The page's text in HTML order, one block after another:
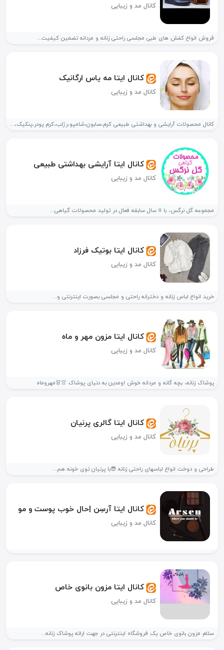
کانال مد و زیبایی
فروش انواع کفش های طبی مجلسی راحتی زنانه و مردانه تضمین کیفیت...
کانال ایتا مه یاس ارگانیک
کانال مد و زیبایی
کانال محصولات آرایشی و بهداشتی طبیعی کرم،صابون،شامپو،رژلب،کرم پودر،پنکیک،کانتور،کانسیلر طبیعی و... محصولات ما...
کانال ایتا آرایشی بهداشتی طبیعی
کانال مد و زیبایی
مجموعه گل نرگس، با 11 سال سابقه فعال در تولید محصولات گیاهی...
کانال ایتا بوتیک فرزاد
کانال مد و زیبایی
خرید انواع لباس زنانه و دخترانه راحتی و مجلسی بصورت اینترنتی و...
کانال ایتا مزون مهر و ماه
کانال مد و زیبایی
پوشاک زنانه، بچه گانه و مردانه خوش اومدین به دنیای پوشاک 👚👗مهروماه
کانال ایتا گالری پرنیان
کانال مد و زیبایی
طراحی و دوخت انواع لباسهای راحتی زنانه 😎با پرنیان توی خونه هم...
کانال ایتا آرسِن |حال خوب پوست و مو
کانال مد و زیبایی
کانال ایتا مزون بانوی خاص
کانال مد و زیبایی
سلام مزون بانوی خاص یک فروشگاه اینترنتی در جهت ارائه پوشاک زنانه...